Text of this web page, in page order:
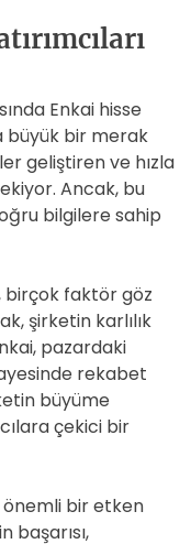
Enkai hisse
büyük bir merak
geliştiren ve hızla
Ancak, bu
bilgilere sahip
birçok faktör göz
şirketin karlılık
pazardaki
rekabet
büyüme
çekici bir
önemli bir etken
başarısı,